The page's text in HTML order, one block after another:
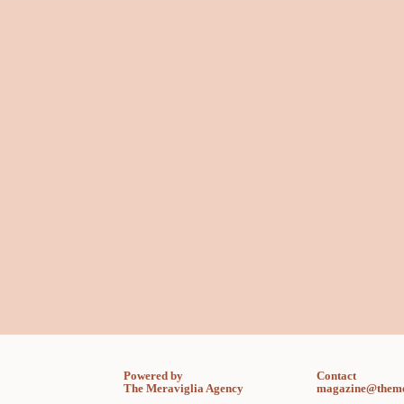
Powered by
The Meraviglia Agency
Contact